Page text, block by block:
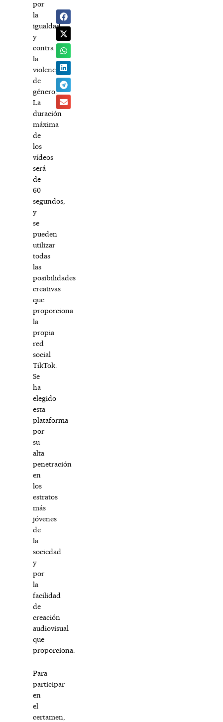
por
la
igualdad
y
contra
la
violencia
de
género.
La
duración
máxima
de
los
vídeos
será
de
60
segundos,
y
se
pueden
utilizar
todas
las
posibilidades
creativas
que
proporciona
la
propia
red
social
TikTok.
Se
ha
elegido
esta
plataforma
por
su
alta
penetración
en
los
estratos
más
jóvenes
de
la
sociedad
y
por
la
facilidad
de
creación
audiovisual
que
proporciona.
Para
participar
en
el
certamen,